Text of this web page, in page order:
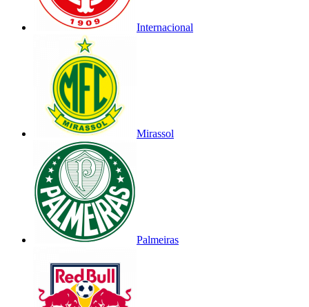
Internacional
Mirassol
Palmeiras